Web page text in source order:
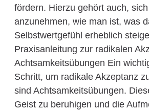
fördern. Hierzu gehört auch,
anzunehmen, wie man ist, was
Selbstwertgefühl erheblich
Praxisanleitung zur radikalen
Achtsamkeitsübungen Ein
Schritt, um radikale Akzeptanz
sind Achtsamkeitsübungen.
Geist zu beruhigen und die